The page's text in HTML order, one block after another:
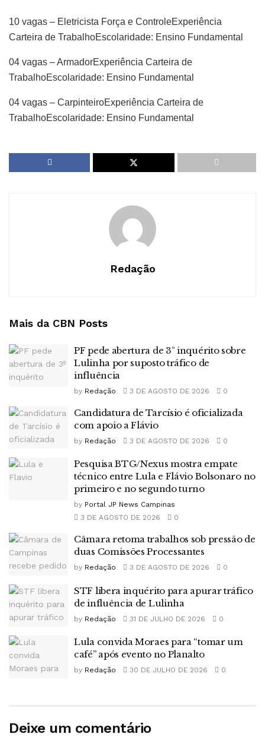
10 vagas – Eletricista Força e ControleExperiência
Carteira de TrabalhoEscolaridade: Ensino Fundamental
04 vagas – ArmadorExperiência Carteira de
TrabalhoEscolaridade: Ensino Fundamental
04 vagas – CarpinteiroExperiência Carteira de
TrabalhoEscolaridade: Ensino Fundamental
Redação
Mais da CBN Posts
PF pede abertura de 3º inquérito sobre
Lulinha por suposto tráfico de
influência
by Redação 3 DE AGOSTO DE 2026 0
Candidatura de Tarcísio é oficializada
com apoio a Flávio
by Redação 3 DE AGOSTO DE 2026 0
Pesquisa BTG/Nexus mostra empate
técnico entre Lula e Flávio Bolsonaro no
primeiro e no segundo turno
by Portal JP News Campinas
3 DE AGOSTO DE 2026
0
Câmara retoma trabalhos sob pressão de
duas Comissões Processantes
by Redação 3 DE AGOSTO DE 2026 0
STF libera inquérito para apurar tráfico
de influência de Lulinha
by Redação 31 DE JULHO DE 2026 0
Lula convida Moraes para “tomar um
café” após evento no Planalto
by Redação 30 DE JULHO DE 2026 0
Deixe um comentário